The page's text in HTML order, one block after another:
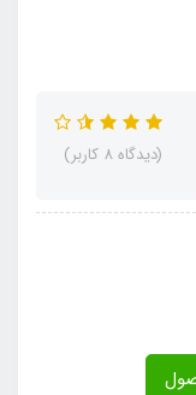
(دیدگاه 8 کاربر)